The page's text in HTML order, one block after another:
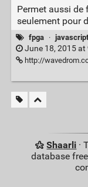
Permet aussi de
seulement pour
fpga · javascript
June 18, 2015 at
http://
Shaarli ·
database